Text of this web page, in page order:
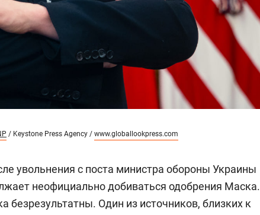
/ Keystone Press Agency / www.globallookpress.com
увольнения с поста министра обороны Украины
неофициально добиваться одобрения Маска.
безрезультатны. Один из источников, близких к